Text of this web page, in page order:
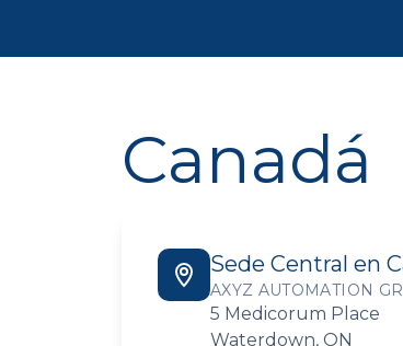
Canadá
Sede Central en
AXYZ AUTOMATION
5 Medicorum Place
Waterdown, ON